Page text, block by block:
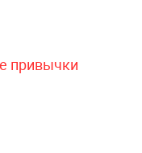
привычки